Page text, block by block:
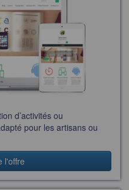
d’activités ou
pour les artisans ou
l'offre